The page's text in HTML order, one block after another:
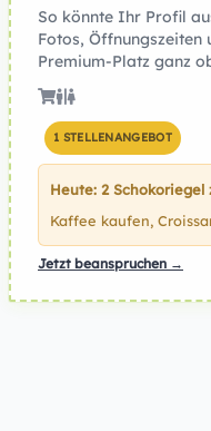
So könnte Ihr Profil
Fotos, Öffnungszeiten
Premium-Platz ganz
1 STELLENANGEBOT
Heute: 2
Kaffee kaufen,
Jetzt beanspruchen →